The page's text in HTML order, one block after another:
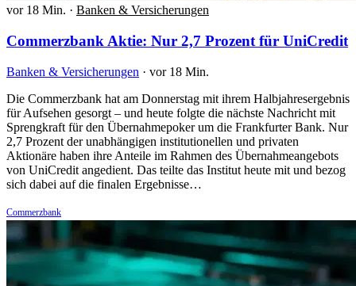
vor 18 Min. · Banken & Versicherungen
Commerzbank Aktie: Nur 2,7 Prozent für UniCredit
Banken & Versicherungen · vor 18 Min.
Die Commerzbank hat am Donnerstag mit ihrem Halbjahresergebnis
für Aufsehen gesorgt – und heute folgte die nächste Nachricht mit
Sprengkraft für den Übernahmepoker um die Frankfurter Bank. Nur
2,7 Prozent der unabhängigen institutionellen und privaten
Aktionäre haben ihre Anteile im Rahmen des Übernahmeangebots
von UniCredit angedient. Das teilte das Institut heute mit und bezog
sich dabei auf die finalen Ergebnisse…
Commerzbank